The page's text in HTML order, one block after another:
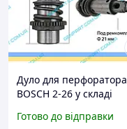
Дуло для перфоратора
BOSCH 2-26 у складі
Готово до відправки